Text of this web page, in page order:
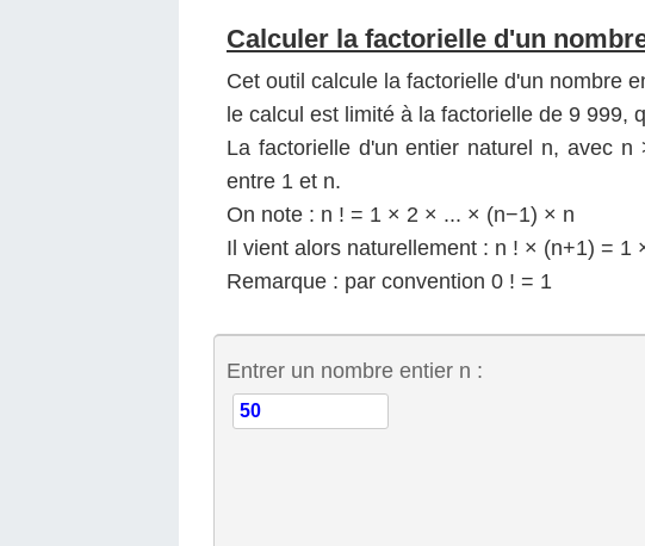
Calculer la factorielle d'un
Cet outil calcule la factorielle d'un nombre
le calcul est limité à la factorielle de 9 999,
La factorielle d'un entier naturel n, avec
entre 1 et n.
On note : n ! = 1 × 2 × ... × (n−1) × n
Il vient alors naturellement : n ! × (n+1) =
Remarque : par convention 0 ! = 1
Entrer un nombre entier n :